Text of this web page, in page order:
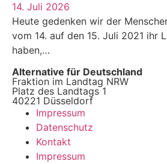
14. Juli 2026
Heute gedenken wir der
vom 14. auf den 15. Juli 2021 ihr
haben,…
Alternative für Deutschland
Fraktion im Landtag NRW
Platz des Landtags 1
40221 Düsseldorf
Impressum
Datenschutz
Kontakt
Impressum